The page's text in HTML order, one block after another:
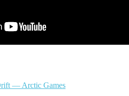
— Arctic Games